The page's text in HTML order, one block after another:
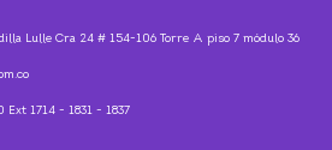
Lulle Cra 24 # 154-106 Torre A piso 7 módulo 36
Ext 1714 - 1831 - 1837